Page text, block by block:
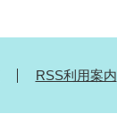
RSS利用案内